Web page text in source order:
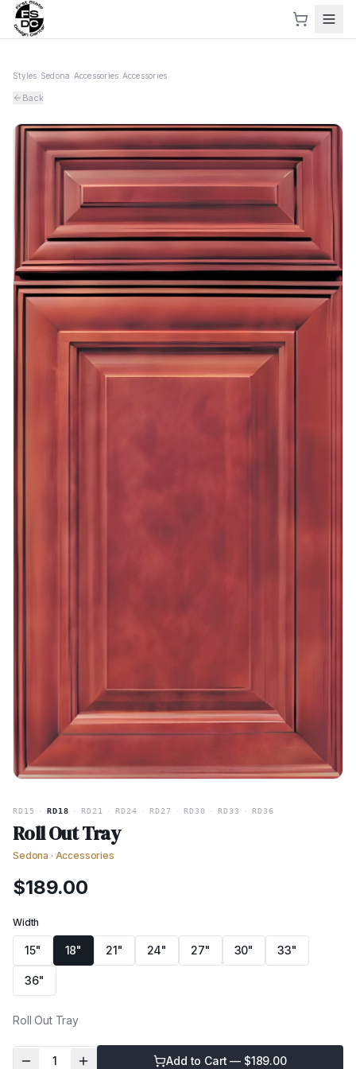
Styles Sedona Accessories Accessories
Back
RD15 RD18 RD21 RD24 RD27 RD30 RD33 RD36
Roll Out Tray
Sedona · Accessories
$189.00
Width
15" 18" 21" 24" 27" 30" 33"
36"
Roll Out Tray
1 Add to Cart — $189.00